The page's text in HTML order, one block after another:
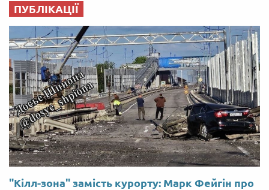
ПУБЛІКАЦІЇ
"Кілл-зона" замість курорту: Марк Фейгін про